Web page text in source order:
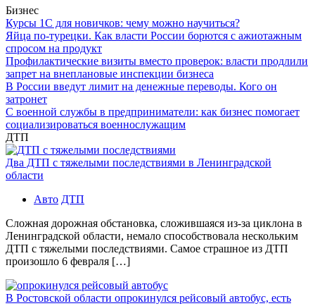
Бизнес
Курсы 1С для новичков: чему можно научиться?
Яйца по-турецки. Как власти России борются с ажиотажным
спросом на продукт
Профилактические визиты вместо проверок: власти продлили
запрет на внеплановые инспекции бизнеса
В России введут лимит на денежные переводы. Кого он
затронет
С военной службы в предприниматели: как бизнес помогает
социализироваться военнослужащим
ДТП
Два ДТП с тяжелыми последствиями в Ленинградской
области
Авто ДТП
Сложная дорожная обстановка, сложившаяся из-за циклона в
Ленинградской области, немало способствовала нескольким
ДТП с тяжелыми последствиями. Самое страшное из ДТП
произошло 6 февраля […]
В Ростовской области опрокинулся рейсовый автобус, есть